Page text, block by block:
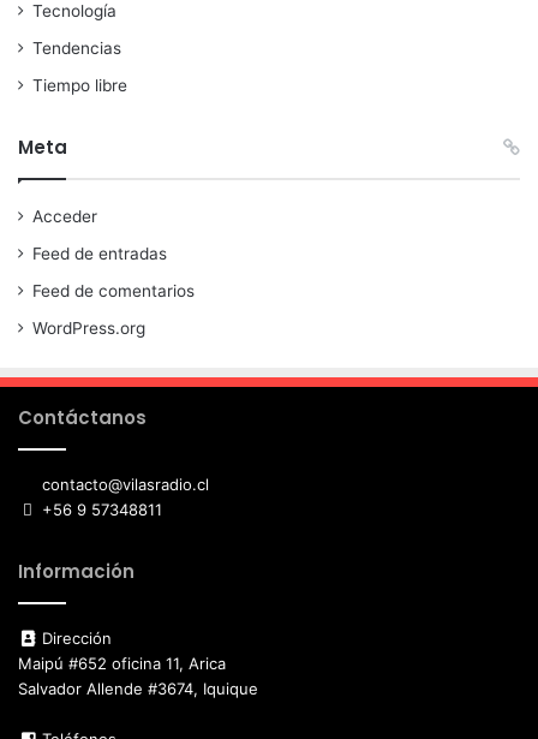
Tecnología
Tendencias
Tiempo libre
Meta
Acceder
Feed de entradas
Feed de comentarios
WordPress.org
Contáctanos
contacto@vilasradio.cl
+56 9 57348811
Información
Dirección
Maipú #652 oficina 11, Arica
Salvador Allende #3674, Iquique